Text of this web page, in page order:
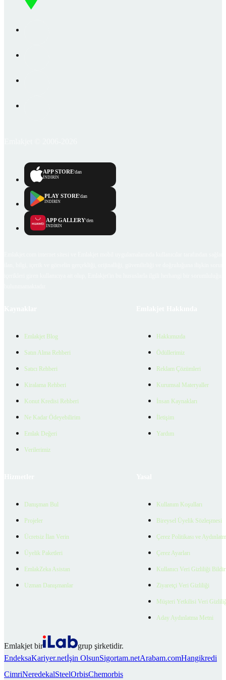
APP STORE'dan
İNDİRİN
PLAY STORE'dan
İNDİRİN
APP GALLERY'den
İNDİRİN
Emlakjet Blog
Satın Alma Rehberi
Satıcı Rehberi
Kiralama Rehberi
Konut Kredisi Rehberi
Ne Kadar Ödeyebilirim
Emlak Değeri
Verilerimiz
Hakkımızda
Ödüllerimiz
Reklam Çözümleri
Kurumsal Materyaller
İnsan Kaynakları
İletişim
Yardım
Danışman Bul
Projeler
Ücretsiz İlan Verin
Üyelik Paketleri
EmlakZeka Asistan
Uzman Danışmanlar
Kullanım Koşulları
Bireysel Üyelik Sözleşmesi
Çerez Politikası ve
Çerez Ayarları
Kullanıcı Veri Gizliliği
Ziyaretçi Veri Gizliliği
Müşteri Yetkilisi Veri
Aday Aydınlatma Metni
Emlakjet bir
grup şirketidir.
EndeksaKariyer.netİşin OlsunSigortam.netArabam.comHangikredi
CimriNeredekalSteelOrbisChemorbis